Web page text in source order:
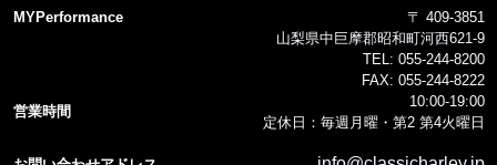
MYPerformance
〒 409-3851
山梨県中巨摩郡昭和町河西621-9
TEL: 055-244-8200
FAX: 055-244-8222
営業時間
10:00-19:00
定休日：毎週月曜・第2 第4火曜日